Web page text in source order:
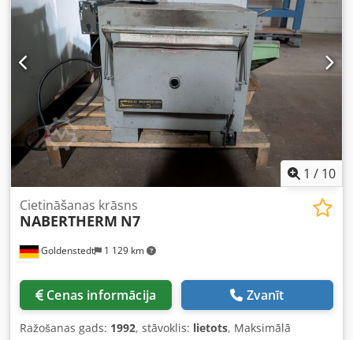
Pamats nav iekļauts cenā.
1 / 10
Goldenstedt 1 129 km
Cietināšanas krāsns
NABERTHERM N7
Cenas informācija Zvanīt
Ražošanas gads: 1992, stāvoklis: lietots, Maksimālā